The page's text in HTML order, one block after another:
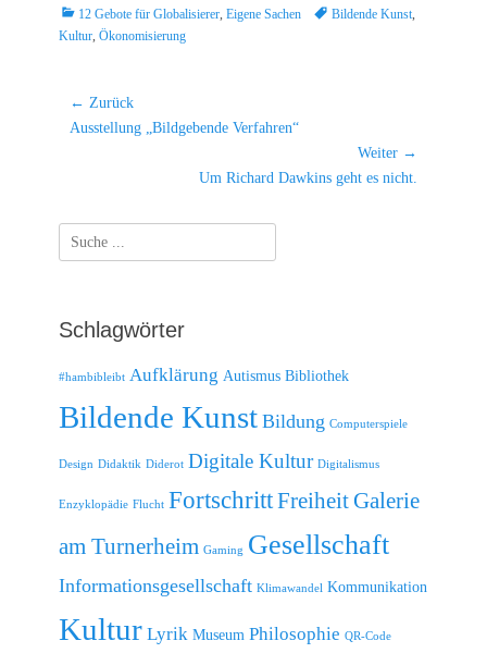
Kategorien
12 Gebote für Globalisierer, Eigene Sachen Schlagworte
Bildende Kunst,
Kultur, Ökonomisierung
Beitragsnavigation
← Zurück
Vorheriger
Ausstellung „Bildgebende Verfahren“
Weiter →
Um Richard Dawkins geht es nicht.
Suche
nach:
Schlagwörter
#hambibleibt Aufklärung Autismus Bibliothek
Bildende Kunst Bildung Computerspiele
Design Didaktik Diderot Digitale Kultur Digitalismus
Enzyklopädie Flucht FortschrittFreiheitGalerie
am Turnerheim Gaming Gesellschaft
Informationsgesellschaft Klimawandel Kommunikation
Kultur Lyrik Museum Philosophie QR-Code